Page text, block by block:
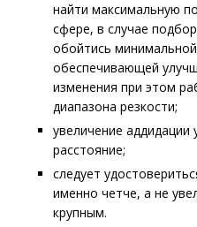
найти максимальную
сфере, в случае
обойтись
обеспечивающей
изменения при этом
диапазона резкости;
увеличение
расстояние;
следует
именно четче, а не
крупным.